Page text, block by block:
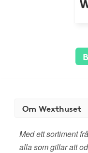
Om Wexthuset
Med ett sortiment
alla som gillar att